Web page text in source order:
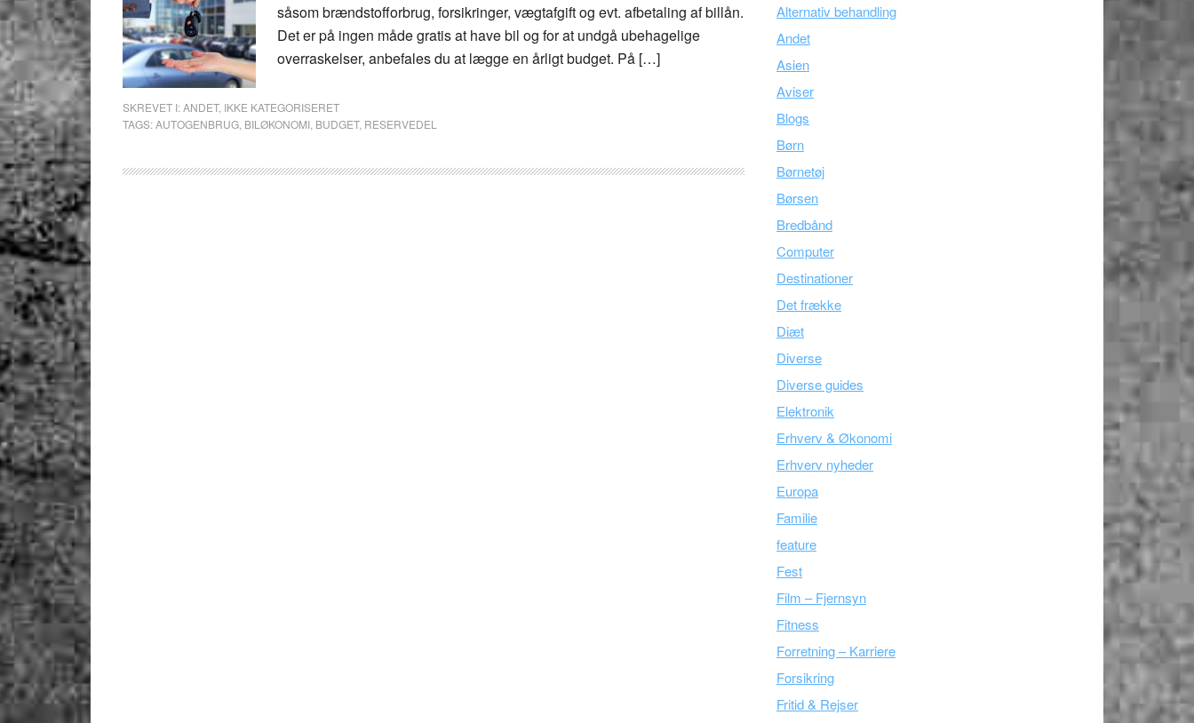
såsom brændstofforbrug, forsikringer, vægtafgift og evt. afbetaling af billån.
Det er på ingen måde gratis at have bil og for at undgå ubehagelige
overraskelser, anbefales du at lægge en årligt budget. På […]
SKREVET I:ANDET, IKKE KATEGORISERET
TAGS:AUTOGENBRUG BILØKONOMI BUDGET, RESERVEDEL
Alternativ behandling
Andet
Asien
Aviser
Blogs
Børn
Børnetøj
Børsen
Bredbånd
Computer
Destinationer
Det frække
Diæt
Diverse
Diverse guides
Elektronik
Erhverv & Økonomi
Erhverv nyheder
Europa
Familie
feature
Fest
Film – Fjernsyn
Fitness
Forretning – Karriere
Forsikring
Fritid & Rejser